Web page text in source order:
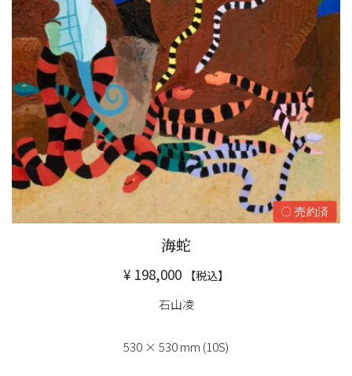
〇 売約済
海蛇
¥ 198,000 【税込】
石山凌
530 × 530 mm (10S)